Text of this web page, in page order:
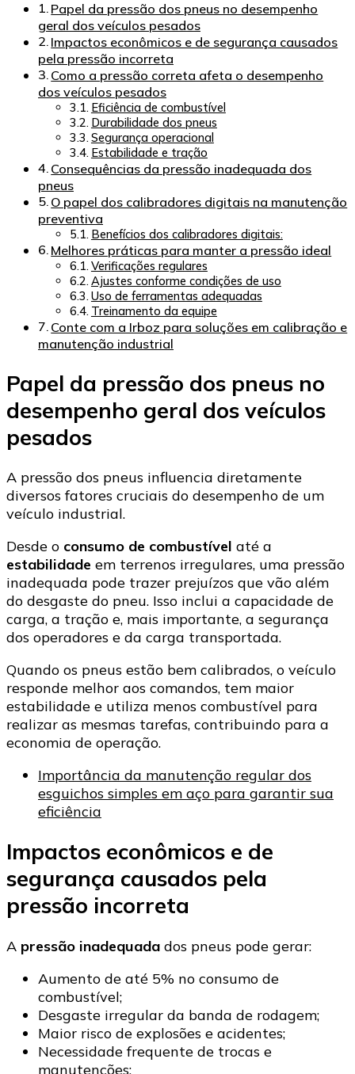
Papel da pressão dos pneus no desempenho
geral dos veículos pesados
Impactos econômicos e de segurança causados
pela pressão incorreta
Como a pressão correta afeta o desempenho
dos veículos pesados
Eficiência de combustível
Durabilidade dos pneus
Segurança operacional
Estabilidade e tração
Consequências da pressão inadequada dos
pneus
O papel dos calibradores digitais na manutenção
preventiva
Benefícios dos calibradores digitais:
Melhores práticas para manter a pressão ideal
Verificações regulares
Ajustes conforme condições de uso
Uso de ferramentas adequadas
Treinamento da equipe
Conte com a Irboz para soluções em calibração e
manutenção industrial
Papel da pressão dos pneus no
desempenho geral dos veículos
pesados
A pressão dos pneus influencia diretamente
diversos fatores cruciais do desempenho de um
veículo industrial.
Desde o consumo de combustível até a
estabilidade em terrenos irregulares, uma pressão
inadequada pode trazer prejuízos que vão além
do desgaste do pneu. Isso inclui a capacidade de
carga, a tração e, mais importante, a segurança
dos operadores e da carga transportada.
Quando os pneus estão bem calibrados, o veículo
responde melhor aos comandos, tem maior
estabilidade e utiliza menos combustível para
realizar as mesmas tarefas, contribuindo para a
economia de operação.
Importância da manutenção regular dos
esguichos simples em aço para garantir sua
eficiência
Impactos econômicos e de
segurança causados pela
pressão incorreta
A pressão inadequada dos pneus pode gerar:
Aumento de até 5% no consumo de
combustível;
Desgaste irregular da banda de rodagem;
Maior risco de explosões e acidentes;
Necessidade frequente de trocas e
manutenções;